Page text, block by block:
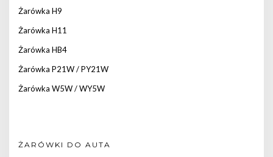
Żarówka H9
Żarówka H11
Żarówka HB4
Żarówka P21W / PY21W
Żarówka W5W / WY5W
ŻARÓWKI DO AUTA